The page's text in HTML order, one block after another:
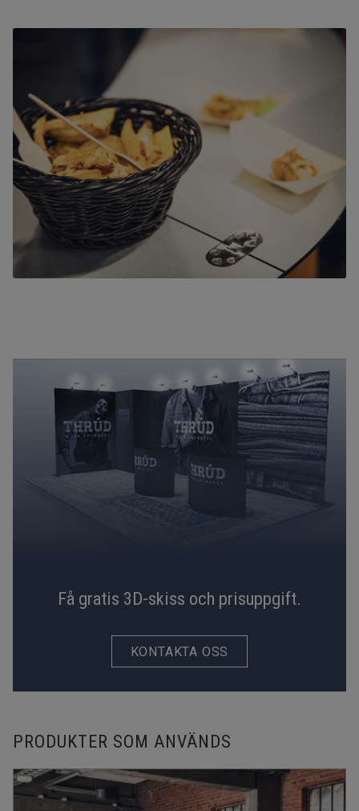
Få gratis 3D-skiss och prisuppgift.
KONTAKTA OSS
PRODUKTER SOM ANVÄNDS